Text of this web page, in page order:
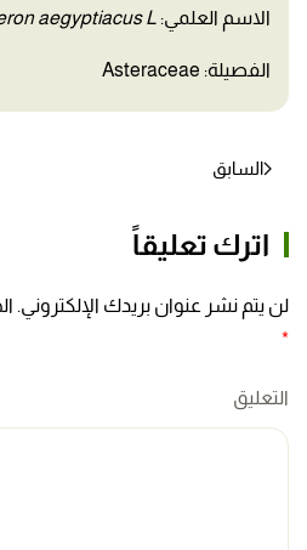
الاسم العلمي: aegyptiacus L
الفصيلة: Asteraceae
السابق
اترك تعليقاً
لن يتم نشر عنوان بريدك الإلكتروني.
*
التعليق